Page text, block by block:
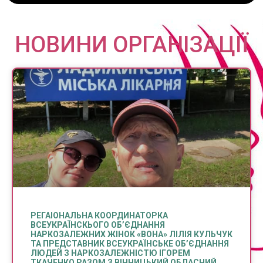
НОВИНИ ОРГАНІЗАЦІЇ
РЕГАІОНАЛЬНА КООРДИНАТОРКА
ВСЕУКРАЇНСКЬОГО ОБ’ЄДНАННЯ
НАРКОЗАЛЕЖНИХ ЖІНОК «ВОНА» ЛІЛІЯ КУЛЬЧУК
ТА ПРЕДСТАВНИК ВСЕУКРАЇНСЬКЕ ОБ’ЄДНАННЯ
ЛЮДЕЙ З НАРКОЗАЛЕЖНІСТЮ ІГОРЕМ